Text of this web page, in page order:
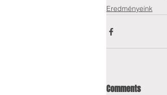
Eredményeink
Comments